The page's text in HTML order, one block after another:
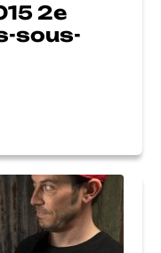
2e
sous-